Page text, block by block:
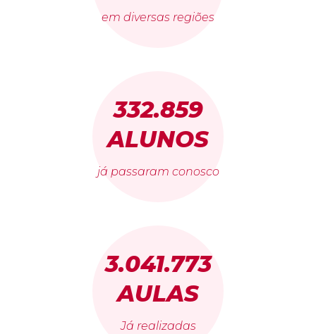
em diversas regiões
332.859
ALUNOS
já passaram conosco
3.041.773
AULAS
Já realizadas